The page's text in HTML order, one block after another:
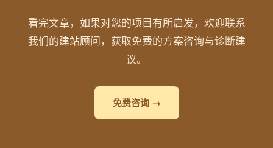
看完文章，如果对您的项目有所启发，欢迎联系
我们的建站顾问，获取免费的方案咨询与诊断建
议。
免费咨询 →